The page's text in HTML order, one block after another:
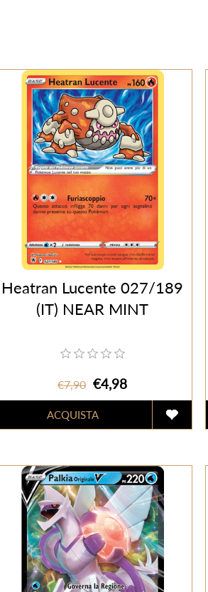
Heatran Lucente 027/189
(IT) NEAR MINT
€7,90 €4,98